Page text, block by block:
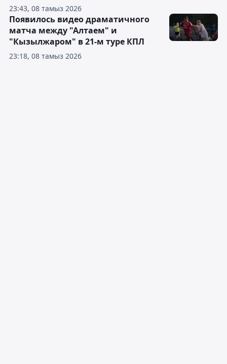
23:43, 08 тамыз 2026
23:18, 08 тамыз 2026
Появилось видео драматичного
матча между "Алтаем" и
"Кызылжаром" в 21-м туре КПЛ